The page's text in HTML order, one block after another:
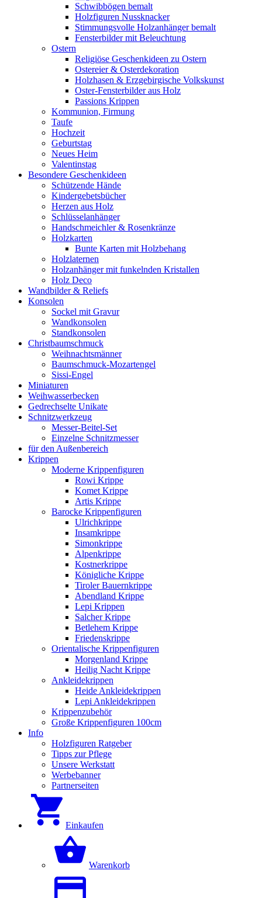
Schwibbögen bemalt
Holzfiguren Nussknacker
Stimmungsvolle Holzanhänger bemalt
Fensterbilder mit Beleuchtung
Ostern
Religiöse Geschenkideen zu Ostern
Ostereier & Osterdekoration
Holzhasen & Erzgebirgische Volkskunst
Oster-Fensterbilder aus Holz
Passions Krippen
Kommunion, Firmung
Taufe
Hochzeit
Geburtstag
Neues Heim
Valentinstag
Besondere Geschenkideen
Schützende Hände
Kindergebetsbücher
Herzen aus Holz
Schlüsselanhänger
Handschmeichler & Rosenkränze
Holzkarten
Bunte Karten mit Holzbehang
Holzlaternen
Holzanhänger mit funkelnden Kristallen
Holz Deco
Wandbilder & Reliefs
Konsolen
Sockel mit Gravur
Wandkonsolen
Standkonsolen
Christbaumschmuck
Weihnachtsmänner
Baumschmuck-Mozartengel
Sissi-Engel
Miniaturen
Weihwasserbecken
Gedrechselte Unikate
Schnitzwerkzeug
Messer-Beitel-Set
Einzelne Schnitzmesser
für den Außenbereich
Krippen
Moderne Krippenfiguren
Rowi Krippe
Komet Krippe
Artis Krippe
Barocke Krippenfiguren
Ulrichkrippe
Insamkrippe
Simonkrippe
Alpenkrippe
Kostnerkrippe
Königliche Krippe
Tiroler Bauernkrippe
Abendland Krippe
Lepi Krippen
Salcher Krippe
Betlehem Krippe
Friedenskrippe
Orientalische Krippenfiguren
Morgenland Krippe
Heilig Nacht Krippe
Ankleidekrippen
Heide Ankleidekrippen
Lepi Ankleidekrippen
Krippenzubehör
Große Krippenfiguren 100cm
Info
Holzfiguren Ratgeber
Tipps zur Pflege
Unsere Werkstatt
Werbebanner
Partnerseiten
Einkaufen
Warenkorb